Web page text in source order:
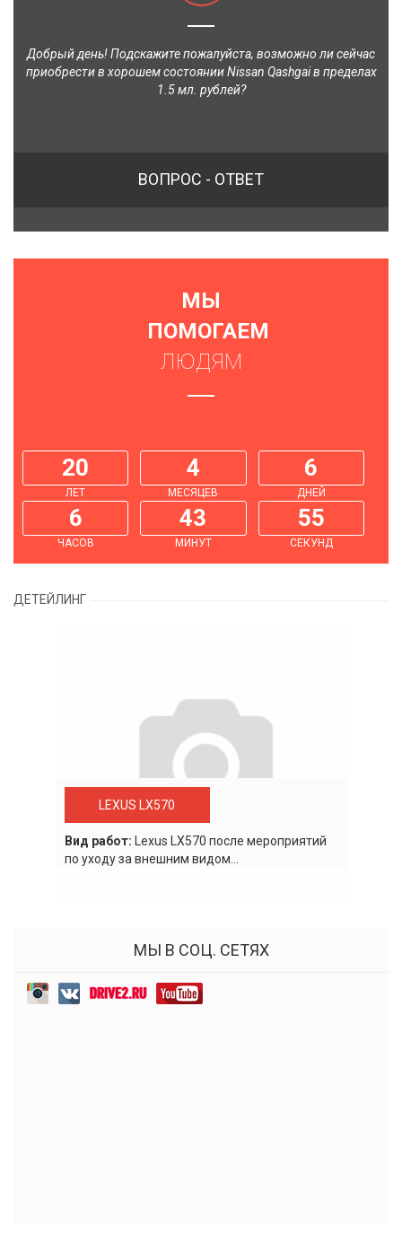
Добрый день! Подскажите пожалуйста, возможно ли сейчас
приобрести в хорошем состоянии Nissan Qashgai в пределах
1.5 мл. рублей?
ВОПРОС - ОТВЕТ
МЫ
ПОМОГАЕМ
ЛЮДЯМ
20
ЛЕТ
4
МЕСЯЦЕВ
6
ДНЕЙ
6
ЧАСОВ
43
МИНУТ
55
СЕКУНД
ДЕТЕЙЛИНГ
LEXUS LX570
Вид работ: Lexus LХ570 после мероприятий
по уходу за внешним видом...
МЫ В СОЦ. СЕТЯХ